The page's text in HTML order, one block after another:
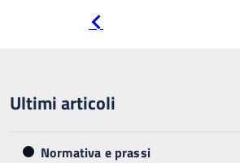
Ultimi articoli
Normativa e prassi